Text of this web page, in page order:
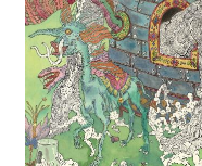
錄
下
載
專
區